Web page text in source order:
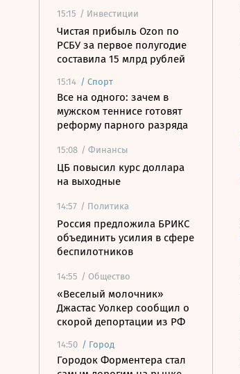
15:15 / Инвестиции
Чистая прибыль Ozon по
РСБУ за первое полугодие
составила 15 млрд рублей
15:14 / Спорт
Все на одного: зачем в
мужском теннисе готовят
реформу парного разряда
15:08 / Финансы
ЦБ повысил курс доллара
на выходные
14:57 / Политика
Россия предложила БРИКС
объединить усилия в сфере
беспилотников
14:55 / Общество
«Веселый молочник»
Джастас Уолкер сообщил о
скорой депортации из РФ
14:50 / Город
Городок Форментера стал